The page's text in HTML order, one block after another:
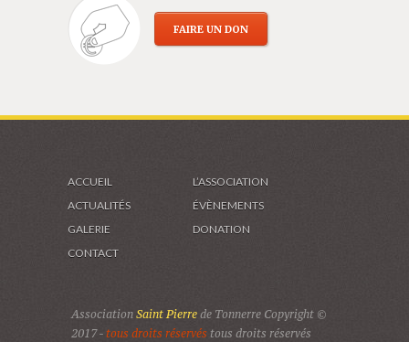
FAIRE UN DON
ACCUEIL
L’ASSOCIATION
ACTUALITÉS
ÉVÈNEMENTS
GALERIE
DONATION
CONTACT
Association Saint Pierre de Tonnerre Copyright ©
2017 - tous droits réservés tous droits réservés